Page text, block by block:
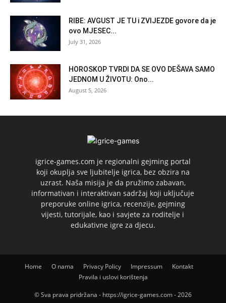
RIBE: AVGUST JE TU i ZVIJEZDE govore da je
ovo MJESEC...
July 31, 2026
HOROSKOP TVRDI DA SE OVO DEŠAVA SAMO
JEDNOM U ŽIVOTU: Ono...
August 5, 2026
igrice-games.com je regionalni gejming portal
koji okuplja sve ljubitelje igrica, bez obzira na
uzrast. Naša misija je da pružimo zabavan,
informativan i interaktivan sadržaj koji uključuje
preporuke online igrica, recenzije, gejming
vijesti, tutorijale, kao i savjete za roditelje i
edukativne igre za djecu.
Home O nama Privacy Policy Impressum
Kontakt
Pravila i uslovi korištenja
© Sva prava pridržana - https://igrice-games.com - 2026